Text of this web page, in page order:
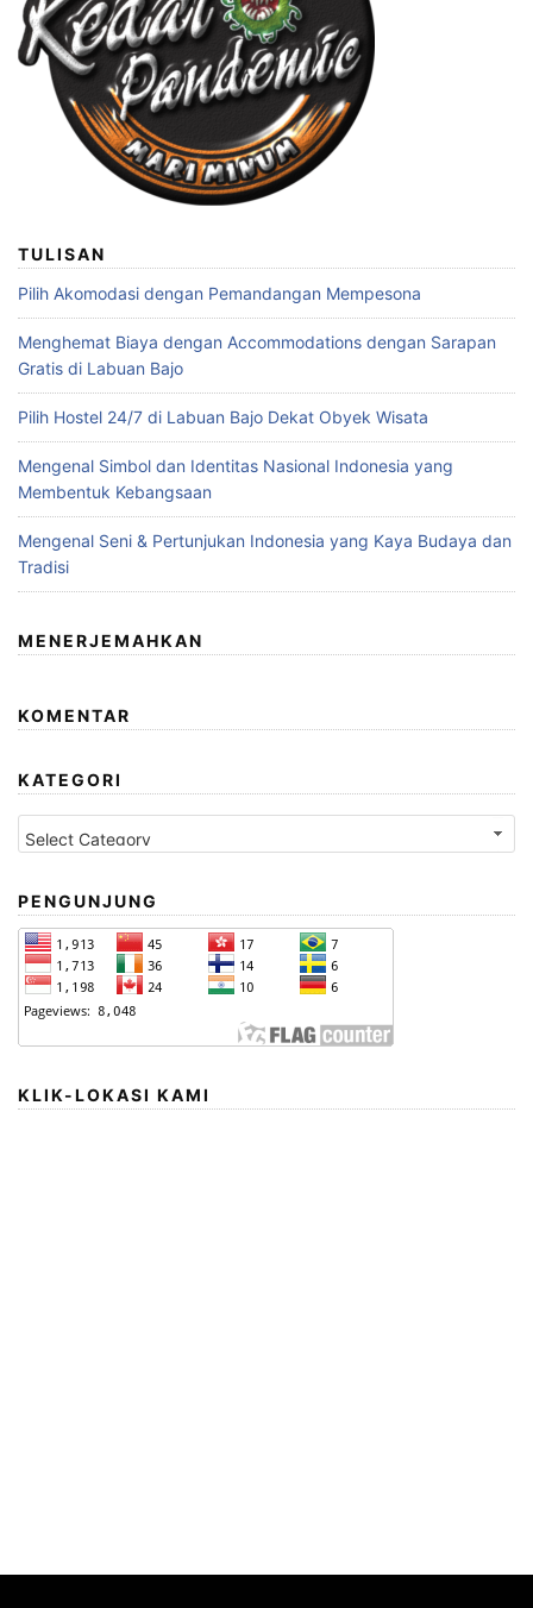
TULISAN
Pilih Akomodasi dengan Pemandangan Mempesona
Menghemat Biaya dengan Accommodations dengan Sarapan
Gratis di Labuan Bajo
Pilih Hostel 24/7 di Labuan Bajo Dekat Obyek Wisata
Mengenal Simbol dan Identitas Nasional Indonesia yang
Membentuk Kebangsaan
Mengenal Seni & Pertunjukan Indonesia yang Kaya Budaya dan
Tradisi
MENERJEMAHKAN
KOMENTAR
KATEGORI
Kategori
PENGUNJUNG
KLIK-LOKASI KAMI